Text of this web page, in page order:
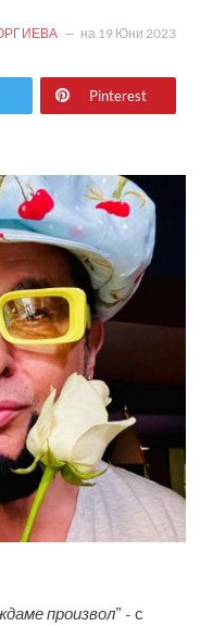
на 19 Юни 2023
Pinterest
произвол" - с